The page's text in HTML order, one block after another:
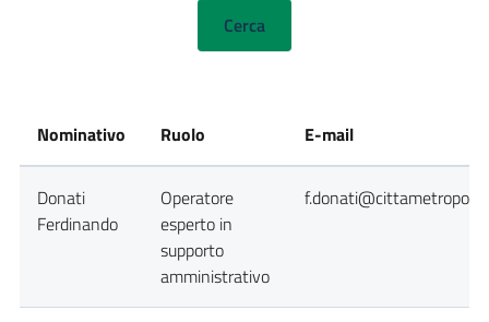
Nominativo Ruolo E-mail
Donati
Ferdinando
Operatore
esperto in
supporto
amministrativo